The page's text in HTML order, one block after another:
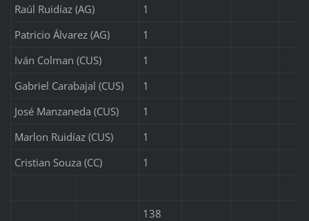
Raúl Ruidíaz (AG)
1
Patricio Álvarez (AG)
1
Iván Colman (CUS)
1
Gabriel Carabajal (CUS)
1
José Manzaneda (CUS)
1
Marlon Ruidíaz (CUS)
1
Cristian Souza (CC)
1
138